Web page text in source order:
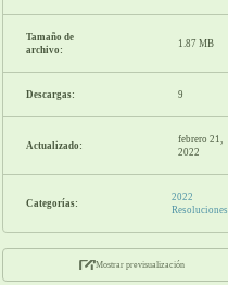
Tamaño de
archivo:
1.87 MB
Descargas: 9
Actualizado:
febrero 21,
2022
Categorías:
2022
Resoluciones
Mostrar previsualización